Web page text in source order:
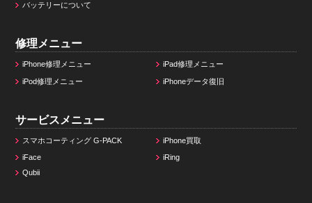
バッテリーについて
修理メニュー
iPhone修理メニュー iPad修理メニュー
iPod修理メニュー iPhoneデータ復旧
サービスメニュー
スマホコーティング G-PACK
iPhone買取
iFace
iRing
Qubii